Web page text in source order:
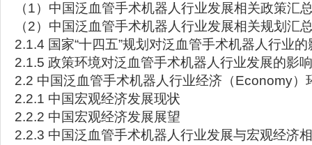
（1）中国泛血管手术机器人行业发展相关政策汇
（2）中国泛血管手术机器人行业发展相关规划汇
2.1.4 国家“十四五”规划对泛血管手术机器人行业
2.1.5 政策环境对泛血管手术机器人行业发展的影
2.2 中国泛血管手术机器人行业经济（Economy）
2.2.1 中国宏观经济发展现状
2.2.2 中国宏观经济发展展望
2.2.3 中国泛血管手术机器人行业发展与宏观经济